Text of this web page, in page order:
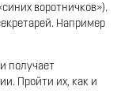
воротничков»).
Например
получает
Пройти их, как и